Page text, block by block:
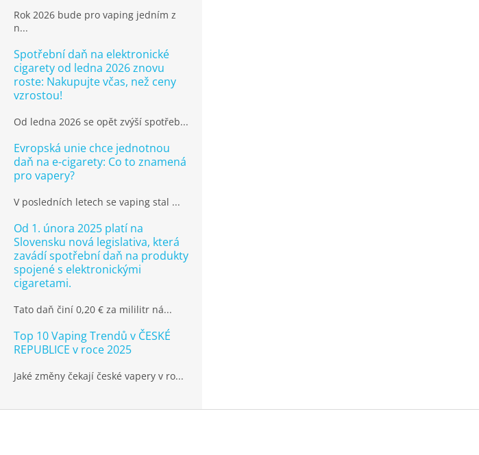
Rok 2026 bude pro vaping jedním z
n...
Spotřební daň na elektronické
cigarety od ledna 2026 znovu
roste: Nakupujte včas, než ceny
vzrostou!
Od ledna 2026 se opět zvýší spotřeb...
Evropská unie chce jednotnou
daň na e-cigarety: Co to znamená
pro vapery?
V posledních letech se vaping stal ...
Od 1. února 2025 platí na
Slovensku nová legislativa, která
zavádí spotřební daň na produkty
spojené s elektronickými
cigaretami.
Tato daň činí 0,20 € za mililitr ná...
Top 10 Vaping Trendů v ČESKÉ
REPUBLICE v roce 2025
Jaké změny čekají české vapery v ro...